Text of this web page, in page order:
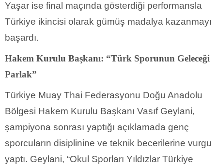
Yaşar ise final maçında gösterdiği performansla
Türkiye ikincisi olarak gümüş madalya kazanmayı
başardı.
Hakem Kurulu Başkanı: “Türk Sporunun Geleceği
Parlak”
Türkiye Muay Thai Federasyonu Doğu Anadolu
Bölgesi Hakem Kurulu Başkanı Vasıf Geylani,
şampiyona sonrası yaptığı açıklamada genç
sporcuların disiplinine ve teknik becerilerine vurgu
yaptı. Geylani, “Okul Sporları Yıldızlar Türkiye